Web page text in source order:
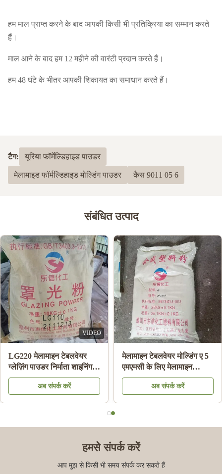
हम माल प्राप्त करने के बाद आपकी किसी भी प्रतिक्रिया का सम्मान करते
हैं।
माल आने के बाद हम 12 महीने की वारंटी प्रदान करते हैं।
हम 48 घंटे के भीतर आपकी शिकायत का समाधान करते हैं।
टैग: यूरिया फॉर्मेल्डिहाइड पाउडर
मेलामाइड फॉर्मल्डिहाइड मोल्डिंग पाउडर कैस 9011 05 6
संबंधित उत्पाद
मोल्डिंग कम्पाउंड
डिशवेयर मेलामाइन प्लेट
मेलामाइन बनाने के
अब संपर्क करें
VIDEO
LG220 मेलामाइन टेबलवेयर
ग्लेज़िंग पाउडर निर्माता शाइनिंग
मेलामाइन प्लेट एचएस कोड
अब संपर्क करें
हमसे संपर्क करें
आप मुझ से किसी भी समय संपर्क कर सकते हैं